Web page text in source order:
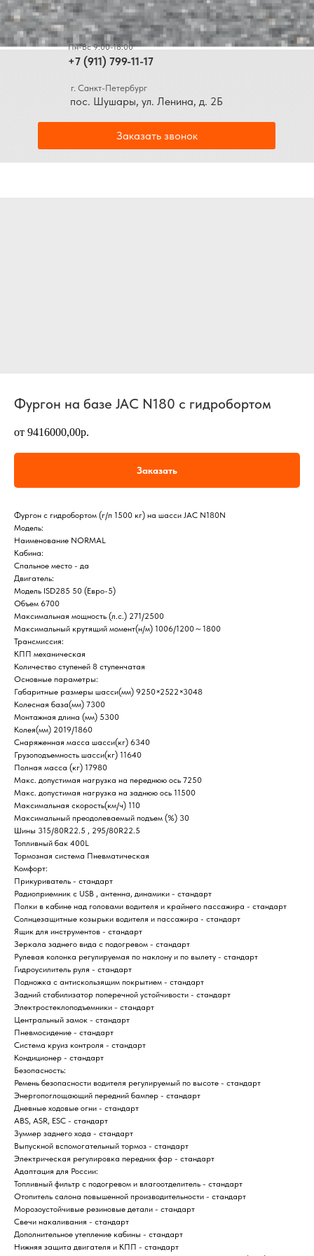
+7 (911) 799-11-17
Пн-Вс 9:00-18:00
Заказать звонок
пос. Шушары, ул. Ленина, д. 2Б
г. Санкт-Петербург
Фургон на базе JAC N180 с гидробортом
от 9416000,00р.
Заказать
Фургон с гидробортом (г/п 1500 кг) на шасси JAC N180N
Модель:
Наименование NORMAL
Кабина:
Спальное место - да
Двигатель:
Модель ISD285 50 (Евро-5)
Объем 6700
Максимальная мощность (л.с.) 271/2500
Максимальный крутящий момент(н/м) 1006/1200～1800
Трансмиссия:
КПП механическая
Количество ступеней 8 ступенчатая
Основные параметры:
Габаритные размеры шасси(мм) 9250×2522×3048
Колесная база(мм) 7300
Монтажная длина (мм) 5300
Колея(мм) 2019/1860
Снаряженная масса шасси(кг) 6340
Грузоподъемность шасси(кг) 11640
Полная масса (кг) 17980
Макс. допустимая нагрузка на переднюю ось 7250
Макс. допустимая нагрузка на заднюю ось 11500
Максимальная скорость(км/ч) 110
Максимальный преодолеваемый подъем (%) 30
Шины 315/80R22.5 , 295/80R22.5
Топливный бак 400L
Тормозная система Пневматическая
Комфорт:
Прикуриватель - стандарт
Радиоприемник c USB , антенна, динамики - стандарт
Полки в кабине над головами водителя и крайнего пассажира - стандарт
Солнцезащитные козырьки водителя и пассажира - стандарт
Ящик для инструментов - стандарт
Зеркала заднего вида с подогревом - стандарт
Рулевая колонка регулируемая по наклону и по вылету - стандарт
Гидроусилитель руля - стандарт
Подножка с антискользящим покрытием - стандарт
Задний стабилизатор поперечной устойчивости - стандарт
Электростеклоподъемники - стандарт
Центральный замок - стандарт
Пневмосидение - стандарт
Система круиз контроля - стандарт
Кондиционер - стандарт
Безопасность:
Ремень безопасности водителя регулируемый по высоте - стандарт
Энергопоглощающий передний бампер - стандарт
Дневные ходовые огни - стандарт
ABS, ASR, ESC - стандарт
Зуммер заднего хода - стандарт
Выпускной вспомогательный тормоз - стандарт
Электрическая регулировка передних фар - стандарт
Адаптация для России:
Топливный фильтр с подогревом и влагоотделитель - стандарт
Отопитель салона повышенной производительности - стандарт
Морозоустойчивые резиновые детали - стандарт
Свечи накаливания - стандарт
Дополнительное утепление кабины - стандарт
Нижняя защита двигателя и КПП - стандарт